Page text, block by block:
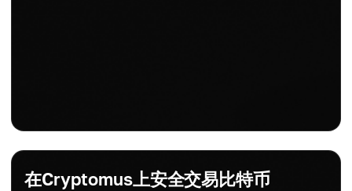
在Cryptomus上安全交易比特币